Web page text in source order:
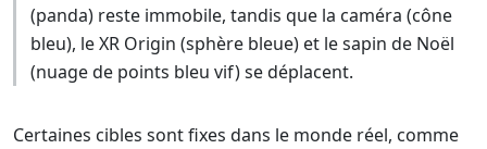
(panda) reste immobile, tandis que la caméra (cône
bleu), le XR Origin (sphère bleue) et le sapin de Noël
(nuage de points bleu vif) se déplacent.
Certaines cibles sont fixes dans le monde réel, comme